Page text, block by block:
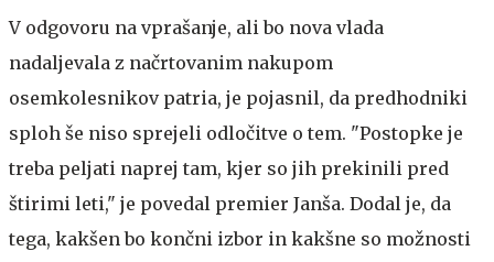
V odgovoru na vprašanje, ali bo nova vlada
nadaljevala z načrtovanim nakupom
osemkolesnikov patria, je pojasnil, da predhodniki
sploh še niso sprejeli odločitve o tem. "Postopke je
treba peljati naprej tam, kjer so jih prekinili pred
štirimi leti," je povedal premier Janša. Dodal je, da
tega, kakšen bo končni izbor in kakšne so možnosti